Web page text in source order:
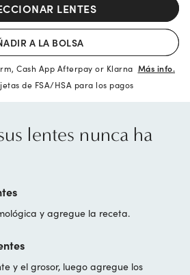
LENTES
A LA BOLSA
Cash App Afterpay or Klarna Más info.
de FSA/HSA para los pagos
lentes nunca ha
y agregue la receta.
y el grosor, luego agregue los